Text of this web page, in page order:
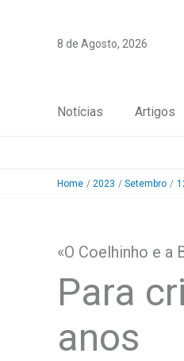
8 de Agosto, 2026
Notícias Artigos
Home 2023 Setembro
«O Coelhinho e a
Para
anos